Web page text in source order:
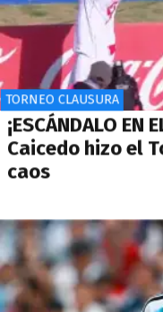
TORNEO CLAUSURA
¡ESCÁNDALO EN
Caicedo hizo el
caos